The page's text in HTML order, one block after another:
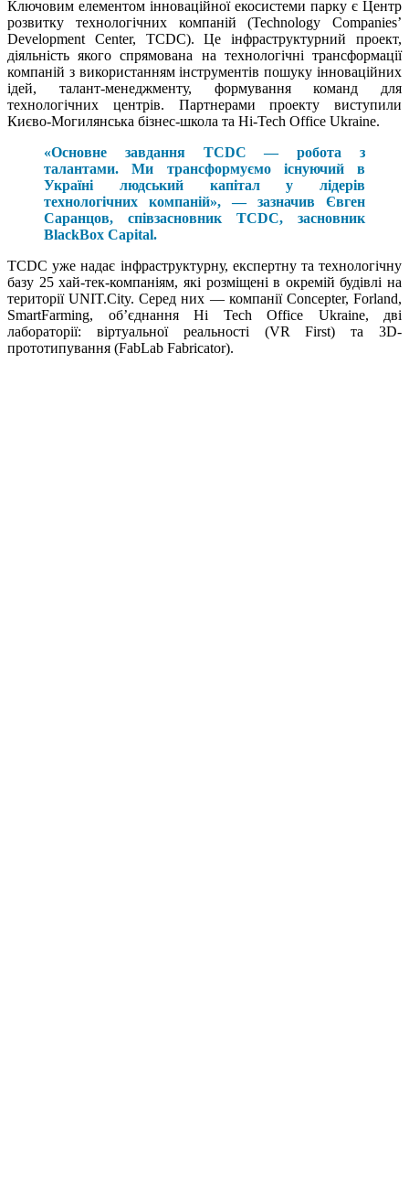
Ключовим елементом інноваційної екосистеми парку є Центр
розвитку технологічних компаній (Technology Companies’
Development Center, TCDC). Це інфраструктурний проект,
діяльність якого спрямована на технологічні трансформації
компаній з використанням інструментів пошуку інноваційних
ідей, талант-менеджменту, формування команд для
технологічних центрів. Партнерами проекту виступили
Києво-Могилянська бізнес-школа та Hi-Tech Office Ukraine.
«Основне завдання TCDC — робота з
талантами. Ми трансформуємо існуючий в
Україні людський капітал у лідерів
технологічних компаній», — зазначив Євген
Саранцов, співзасновник TCDC, засновник
BlackBox Capital.
TCDC уже надає інфраструктурну, експертну та технологічну
базу 25 хай-тек-компаніям, які розміщені в окремій будівлі на
території UNIT.City. Серед них — компанії Concepter, Forland,
SmartFarming, об’єднання Hi Tech Office Ukraine, дві
лабораторії: віртуальної реальності (VR First) та 3D-
прототипування (FabLab Fabricator).